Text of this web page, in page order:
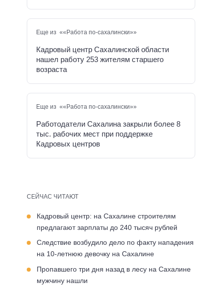
Еще из ««Работа по-сахалински»»
Кадровый центр Сахалинской области
нашел работу 253 жителям старшего
возраста
Еще из ««Работа по-сахалински»»
Работодатели Сахалина закрыли более 8
тыс. рабочих мест при поддержке
Кадровых центров
СЕЙЧАС ЧИТАЮТ
Кадровый центр: на Сахалине строителям
предлагают зарплаты до 240 тысяч рублей
Следствие возбудило дело по факту нападения
на 10-летнюю девочку на Сахалине
Пропавшего три дня назад в лесу на Сахалине
мужчину нашли